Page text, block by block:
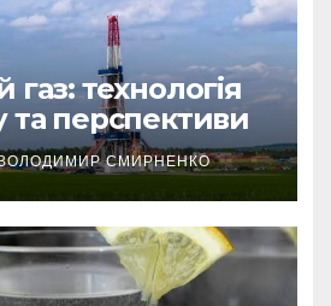
технологія
та перспективи
СМИРНЕНКО